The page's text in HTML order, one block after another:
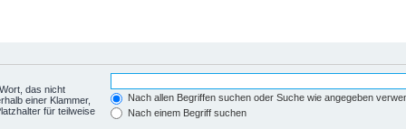
das nicht
einer Klammer,
für teilweise
Nach allen Begriffen suchen oder Suche wie angegeben
Nach einem Begriff suchen